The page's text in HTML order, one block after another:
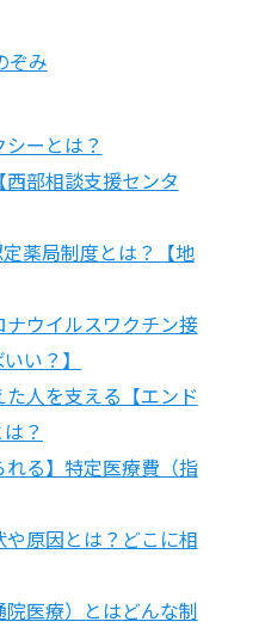
ぞみ
ーとは？
部相談支援センタ
定薬局制度とは？【地
ナウイルスワクチン接
い？】
人を支える【エンド
？
れる】特定医療費（指
原因とは？どこに相
医療）とはどんな制